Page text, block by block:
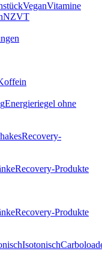
VeganVitamine
NZVT
Energieriegel ohne
Recovery-
Recovery-Produkte
Recovery-Produkte
Isotonisch